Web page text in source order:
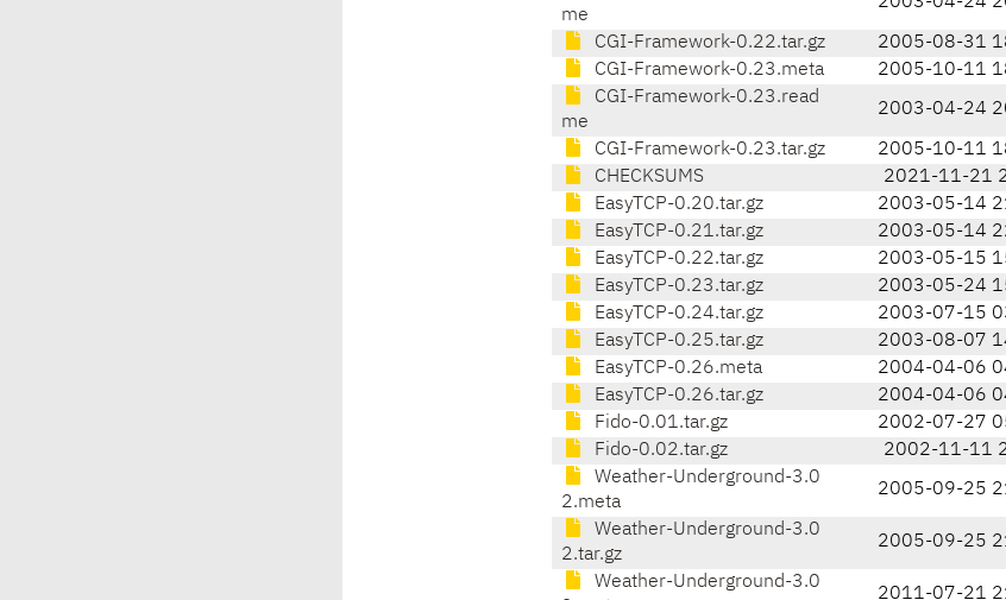
me
CGI-Framework-0.22.tar.gz 2005-08-31
CGI-Framework-0.23.meta
2005-10-11
CGI-Framework-0.23.read
me
2003-04-24
CGI-Framework-0.23.tar.gz 2005-10-11
CHECKSUMS
2021-11-21
EasyTCP-0.20.tar.gz
2003-05-14
EasyTCP-0.21.tar.gz
2003-05-14
EasyTCP-0.22.tar.gz
2003-05-15
EasyTCP-0.23.tar.gz
2003-05-24
EasyTCP-0.24.tar.gz
2003-07-15
EasyTCP-0.25.tar.gz
2003-08-07
EasyTCP-0.26.meta
2004-04-06
EasyTCP-0.26.tar.gz
2004-04-06
Fido-0.01.tar.gz
2002-07-27
Fido-0.02.tar.gz
2002-11-11
Weather-Underground-3.0
2.meta
2005-09-25
Weather-Underground-3.0
2.tar.gz
2005-09-25
Weather-Underground-3.0
2011-07-21